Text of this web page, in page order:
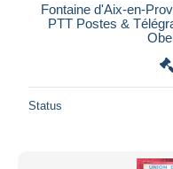
Fontaine d'Aix-en-
PTT Postes &
Status